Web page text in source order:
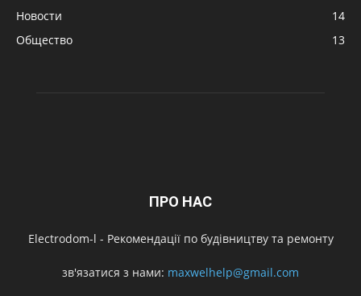
Новости
14
Общество
13
ПРО НАС
Electrodom-l - Рекомендації по будівництву та ремонту
зв'язатися з нами: maxwelhelp@gmail.com